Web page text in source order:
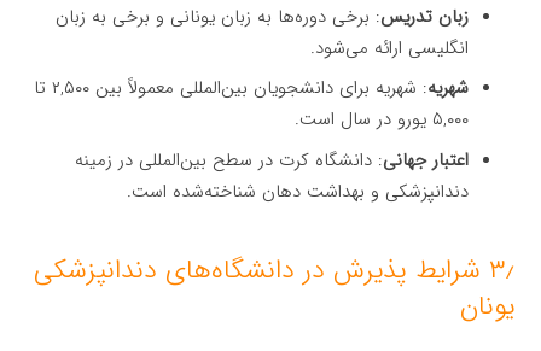
زبان تدریس: برخی دوره‌ها به زبان یونانی و برخی به زبان
انگلیسی ارائه می‌شود.
شهریه
: شهریه برای دانشجویان بین‌المللی معمولاً بین ۲,۵۰۰ تا
۵,۰۰۰ یورو در سال است.
اعتبار جهانی: دانشگاه کرت در سطح بین‌المللی در زمینه
دندانپزشکی و بهداشت دهان شناخته‌شده است.
۳٫ شرایط پذیرش در دانشگاه‌های دندانپزشکی
یونان